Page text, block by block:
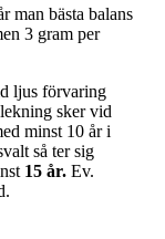
man bästa balans
3 gram per
ljus förvaring
sker vid
minst 10 år i
så ter sig
15 år. Ev.